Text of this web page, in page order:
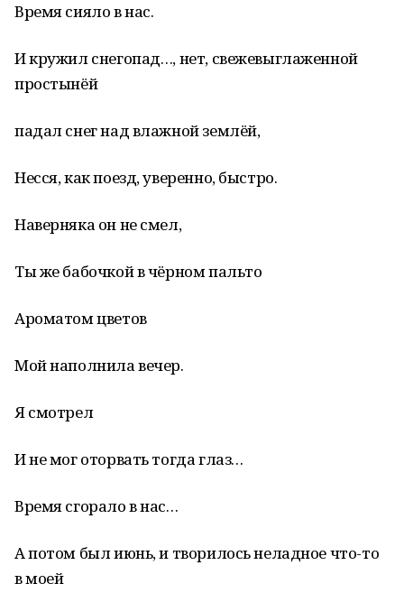
Время сияло в нас.
И кружил снегопад…, нет, свежевыглаженной
простынёй
падал снег над влажной землёй,
Несся, как поезд, уверенно, быстро.
Наверняка он не смел,
Ты же бабочкой в чёрном пальто
Ароматом цветов
Мой наполнила вечер.
Я смотрел
И не мог оторвать тогда глаз…
Время сгорало в нас…
А потом был июнь, и творилось неладное что-то
в моей